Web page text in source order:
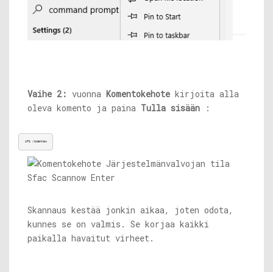
Vaihe 2: vuonna Komentokehote kirjoita alla
oleva komento ja paina Tulla sisään :
sfc /scannow
Skannaus kestää jonkin aikaa, joten odota,
kunnes se on valmis. Se korjaa kaikki
paikalla havaitut virheet.